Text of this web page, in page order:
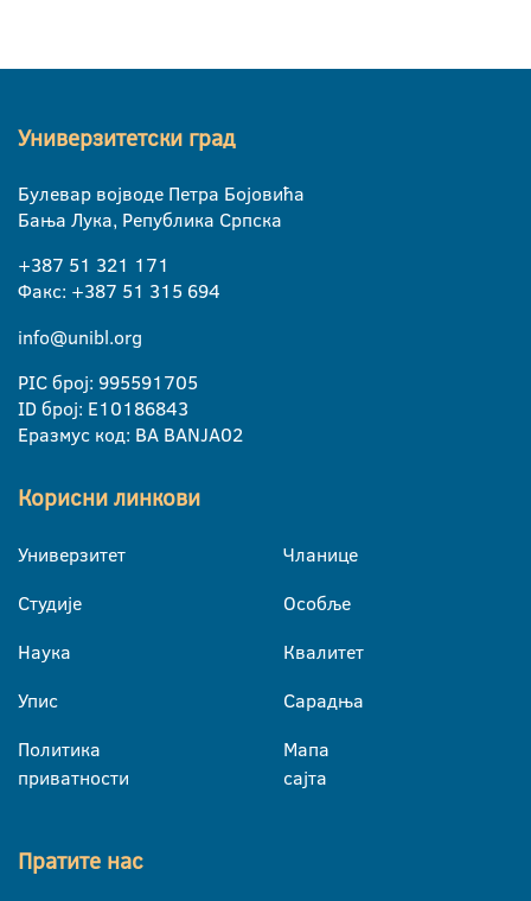
Универзитетски град
Булевар војводе Петра Бојовића
Бања Лука, Република Српска
+387 51 321 171
Факс: +387 51 315 694
info@unibl.org
PIC број: 995591705
ID број: E10186843
Еразмус код: BA BANJA02
Корисни линкови
Универзитет
Студије
Наука
Упис
Политика
приватности
Чланице
Особље
Квалитет
Сарадња
Мапа
сајта
Пратите нас